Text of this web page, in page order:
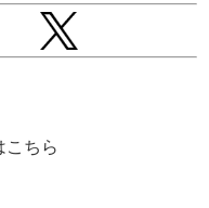
こちら